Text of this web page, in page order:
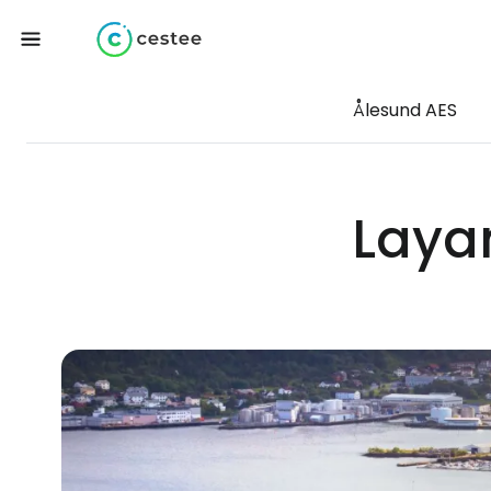
Ålesund AES